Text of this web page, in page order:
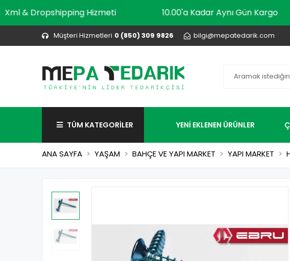
Xml & Dropshipping Hizmeti 10.00'a Kadar Aynı Gün
Müşteri Hizmetleri 0 (850) 309 9826 bilgi@mepatedarik.com
TÜM KATEGORİLER YENİ EKLENEN ÜRÜNLER
ANA SAYFA YAŞAM BAHÇE VE YAPI MARKET YAPI MARKET